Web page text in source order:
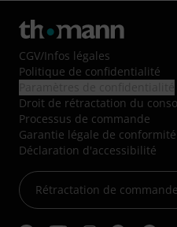
CGV/Infos légales
Politique de confidentialité
Droit de rétractation du
Processus de commande
Garantie légale de conformité
Déclaration d'accessibilité
Rétractation de commande